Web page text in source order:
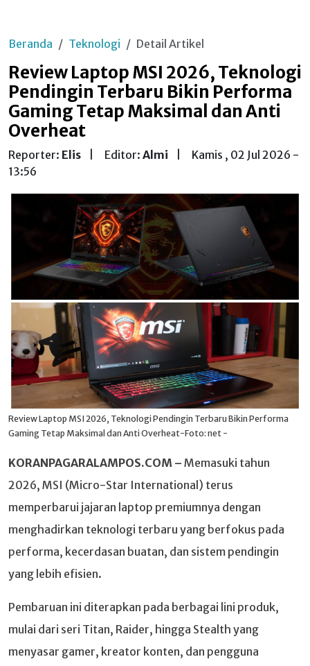
Beranda Teknologi Detail Artikel
Review Laptop MSI 2026, Teknologi
Pendingin Terbaru Bikin Performa
Gaming Tetap Maksimal dan Anti
Overheat
Reporter: Elis Editor: Almi
Kamis , 02 Jul 2026 -
13:56
Review Laptop MSI 2026, Teknologi Pendingin Terbaru Bikin Performa
Gaming Tetap Maksimal dan Anti Overheat-Foto: net -
KORANPAGARALAMPOS.COM – Memasuki tahun
2026, MSI (Micro-Star International) terus
memperbarui jajaran laptop premiumnya dengan
menghadirkan teknologi terbaru yang berfokus pada
performa, kecerdasan buatan, dan sistem pendingin
yang lebih efisien.
Pembaruan ini diterapkan pada berbagai lini produk,
mulai dari seri Titan, Raider, hingga Stealth yang
menyasar gamer, kreator konten, dan pengguna